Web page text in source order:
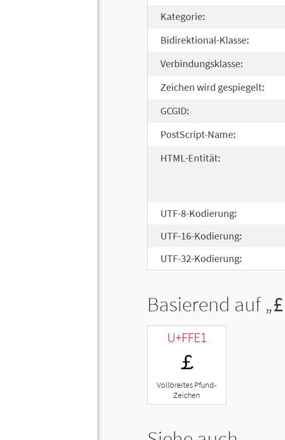
Kategorie:
Bidirektional-Klasse:
Verbindungsklasse:
Zeichen wird gespiegelt:
GCGID:
PostScript-Name:
HTML-Entität:
UTF-8-Kodierung:
UTF-16-Kodierung:
UTF-32-Kodierung:
Basierend auf „£
U+FFE1
￡
Vollbreites Pfund-
Zeichen